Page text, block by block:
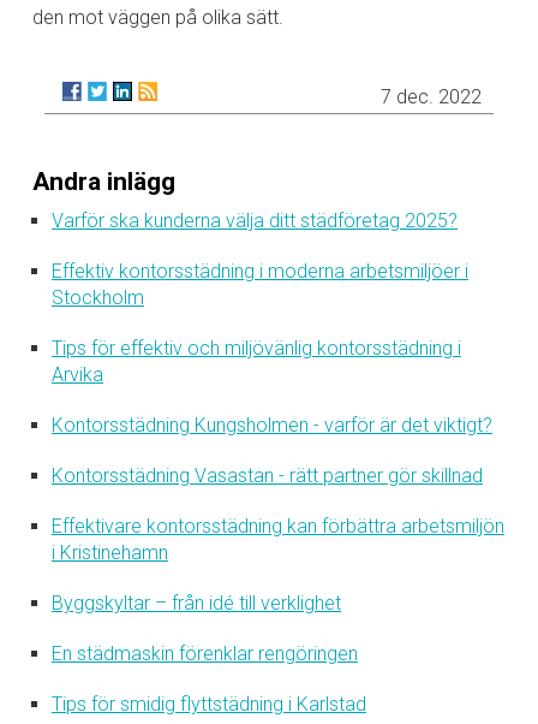
den mot väggen på olika sätt.
7 dec. 2022
Andra inlägg
Varför ska kunderna välja ditt städföretag 2025?
Effektiv kontorsstädning i moderna arbetsmiljöer i
Stockholm
Tips för effektiv och miljövänlig kontorsstädning i
Arvika
Kontorsstädning Kungsholmen - varför är det viktigt?
Kontorsstädning Vasastan - rätt partner gör skillnad
Effektivare kontorsstädning kan förbättra arbetsmiljön
i Kristinehamn
Byggskyltar – från idé till verklighet
En städmaskin förenklar rengöringen
Tips för smidig flyttstädning i Karlstad